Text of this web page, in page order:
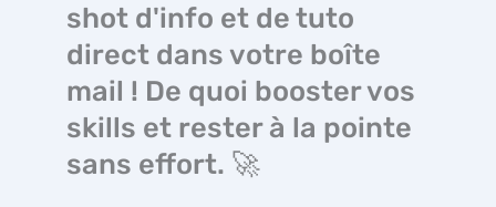
shot d'info et de tuto
direct dans votre boîte
mail ! De quoi booster vos
skills et rester à la pointe
sans effort. 🚀